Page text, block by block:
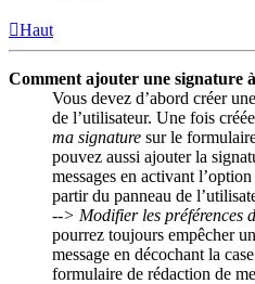
Haut
Comment ajouter une signature à
Vous devez d’abord créer
de l’utilisateur. Une fois
ma signature sur le
pouvez aussi ajouter la
messages en activant
partir du panneau de
--> Modifier les préférences
pourrez toujours empêcher
message en décochant la case
formulaire de rédaction de